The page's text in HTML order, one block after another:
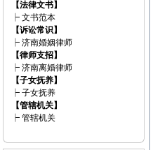
【法律文书】
┝ 文书范本
【诉讼常识】
┝ 济南婚姻律师
【律师支招】
┝ 济南离婚律师
【子女抚养】
┝ 子女抚养
【管辖机关】
┝ 管辖机关